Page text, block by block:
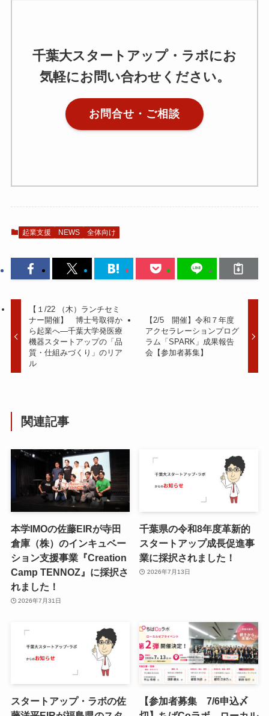
千葉大スタートアップ・ラボにお
気軽にお問い合わせください。
お問合せ・ご相談
起業支援 NEWS 全体向け
【１/22 （木）ランチセミ
ナー開催】 博士号取得か
ら起業へ―千葉大学発医療
機器スタートアップの「品
質・仕組みづくり」のリア
ル
【2/5 開催】令和７年度
アクセラレーションプログ
ラム「SPARK」成果報告
会【参加者募集】
関連記事
本学IMOの佐藤EIRが寺田
倉庫（株）のインキュベー
ション支援事業『Creation
Camp TENNOZ』に採択さ
れました！
2026年7月31日
千葉県の令和8年度⾰新的
スタートアップ成⻑促進事
業に採択されました！
2026年7月13日
スタートアップ・ラボの佐
【参加者募集 7/6申込〆